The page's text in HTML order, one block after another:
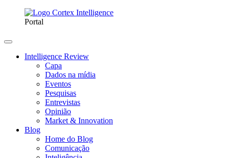
Portal
Intelligence Review
Capa
Dados na mídia
Eventos
Pesquisas
Entrevistas
Opinião
Market & Innovation
Blog
Home do Blog
Comunicação